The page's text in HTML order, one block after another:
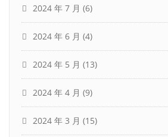
2024 年 7 月 (6)
2024 年 6 月 (4)
2024 年 5 月 (13)
2024 年 4 月 (9)
2024 年 3 月 (15)